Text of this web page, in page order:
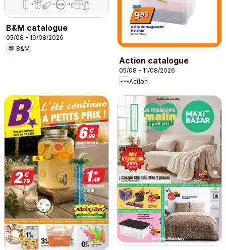
B&M catalogue
05/08 - 19/08/2026
B&M
Action catalogue
05/08 - 11/08/2026
Action